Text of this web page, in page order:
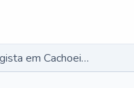
Pneumologista em Cachoeira da Prata - MG